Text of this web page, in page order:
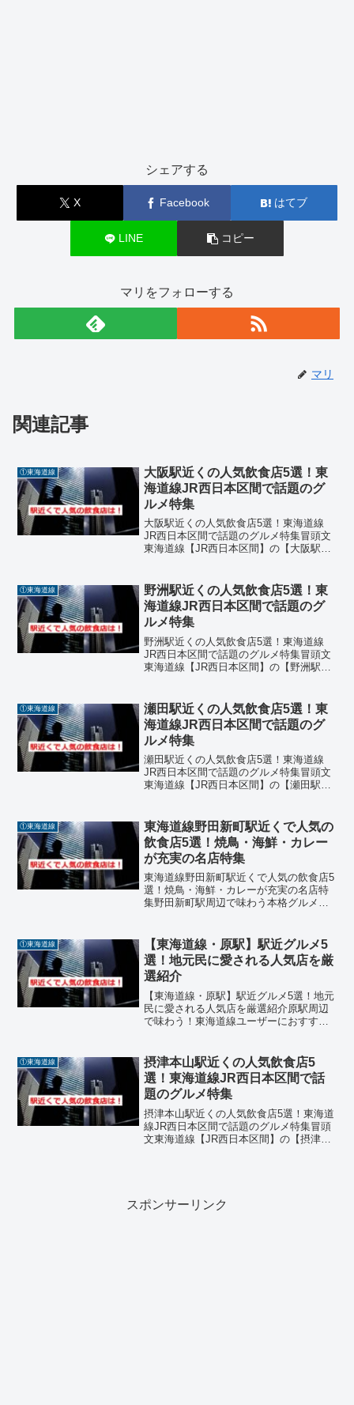
シェアする
X Facebook はてブ
LINE コピー
マリをフォローする
マリ
関連記事
①東海道線
大阪駅近くの人気飲食店5選！東
海道線JR西日本区間で話題のグ
ルメ特集
大阪駅近くの人気飲食店5選！東海道線
JR西日本区間で話題のグルメ特集冒頭文
東海道線【JR西日本区間】の【大阪駅】
ています。駅直結の施設や徒歩圏内に
は、焼肉、イタリアン、...
①東海道線
野洲駅近くの人気飲食店5選！東
海道線JR西日本区間で話題のグ
ルメ特集
野洲駅近くの人気飲食店5選！東海道線
JR西日本区間で話題のグルメ特集冒頭文
東海道線【JR西日本区間】の【野洲駅】
す。駅から徒歩圏内でアクセスも良く、
和食、中華、居酒屋、ラ...
①東海道線
瀬田駅近くの人気飲食店5選！東
海道線JR西日本区間で話題のグ
ルメ特集
瀬田駅近くの人気飲食店5選！東海道線
JR西日本区間で話題のグルメ特集冒頭文
東海道線【JR西日本区間】の【瀬田駅】
徒歩圏内でアクセスも良く、海鮮、うど
ん、焼肉、イタリアン...
①東海道線
東海道線野田新町駅近くで人気の
飲食店5選！焼鳥・海鮮・カレー
が充実の名店特集
東海道線野田新町駅近くで人気の飲食店5
選！焼鳥・海鮮・カレーが充実の名店特
集野田新町駅周辺で味わう本格グルメ！
ンドカレー、和菓子、喫茶店など、ジャ
ンル豊富な飲食店が揃っ...
①東海道線
【東海道線・原駅】駅近グルメ5
選！地元民に愛される人気店を厳
選紹介
【東海道線・原駅】駅近グルメ5選！地元
民に愛される人気店を厳選紹介原駅周辺
で味わう！東海道線ユーザーにおすすめ
落ち着いたエリアです。駅周辺には、地
元民に長年愛されている...
①東海道線
摂津本山駅近くの人気飲食店5
選！東海道線JR西日本区間で話
題のグルメ特集
摂津本山駅近くの人気飲食店5選！東海道
線JR西日本区間で話題のグルメ特集冒頭
文東海道線【JR西日本区間】の【摂津本
スポンサーリンク